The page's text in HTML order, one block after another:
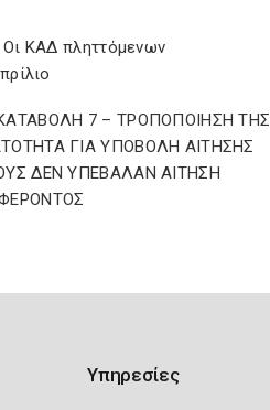
ΚΑΔ πληττόμενων
7 – ΤΡΟΠΟΠΟΙΗΣΗ ΤΗΣ
ΓΙΑ ΥΠΟΒΟΛΗ ΑΙΤΗΣΗΣ
ΔΕΝ ΥΠΕΒΑΛΑΝ ΑΙΤΗΣΗ
Υπηρεσίες